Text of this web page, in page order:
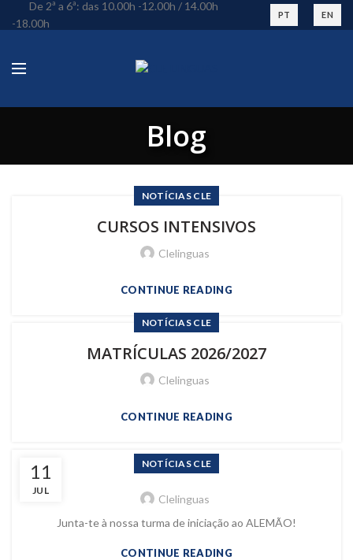
De 2ª a 6ª: das 10.00h -12.00h / 14.00h
-18.00h
PT EN
Blog
NOTÍCIAS CLE
CURSOS INTENSIVOS
Clelinguas
CONTINUE READING
NOTÍCIAS CLE
MATRÍCULAS 2026/2027
Clelinguas
CONTINUE READING
11
JUL
NOTÍCIAS CLE
Clelinguas
Junta-te à nossa turma de iniciação ao ALEMÃO!
CONTINUE READING